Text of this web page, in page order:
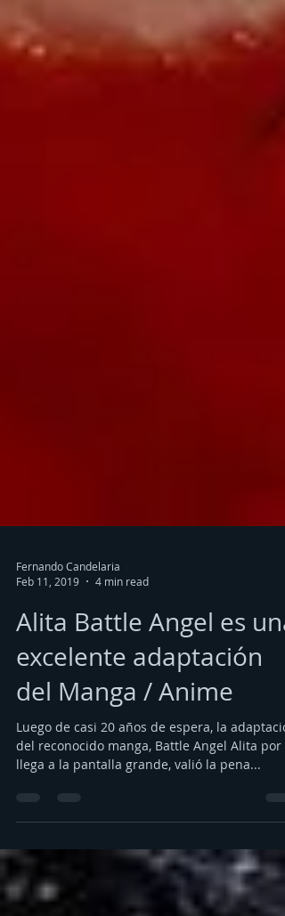
Fernando Candelaria
Feb 11, 2019
4 min read
Alita Battle Angel es una
excelente adaptación
del Manga / Anime
Luego de casi 20 años de espera, la